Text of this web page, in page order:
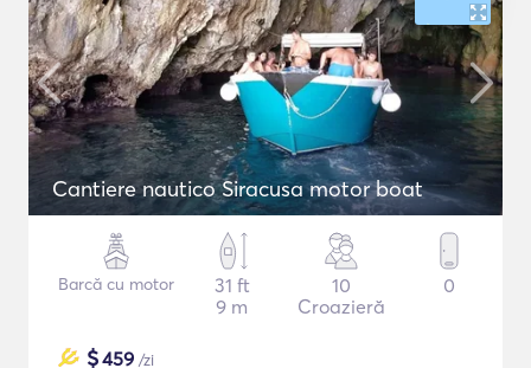
Cantiere nautico Siracusa motor boat
Barcă cu motor
31 ft
9 m
10
Croazieră
0
$459 /zi